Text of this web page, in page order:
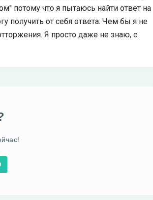
потому что я пытаюсь найти ответ на
получить от себя ответа. Чем бы я не
Я просто даже не знаю, с